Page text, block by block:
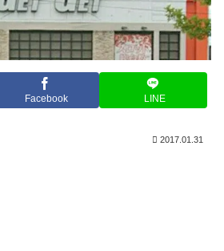
Facebook LINE
2017.01.31